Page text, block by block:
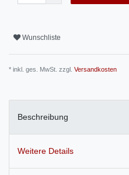
Wunschliste
* inkl. ges. MwSt. zzgl. Versandkosten
Beschreibung
Weitere Details